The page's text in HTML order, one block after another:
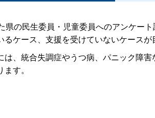
県の民生委員・児童委員へのアンケー
ケース、支援を受けていないケースが
は、統合失調症やうつ病、パニック障
す。